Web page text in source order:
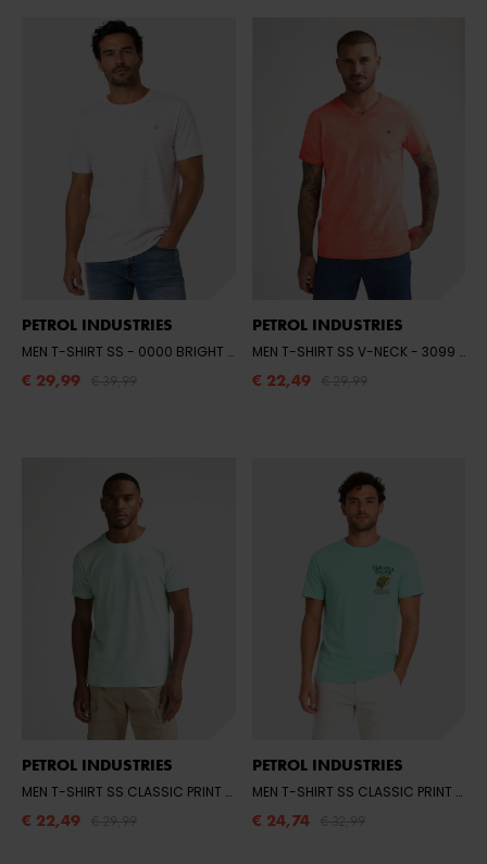
PETROL INDUSTRIES
MEN T-SHIRT SS - 0000 BRIGHT WHITE
€ 29,99
PETROL INDUSTRIES
MEN T-SHIRT SS V-NECK - 3099 FIERY CORAL
€ 22,49
PETROL INDUSTRIES
MEN T-SHIRT SS CLASSIC PRINT
- 6182 GREEN AQUA
€ 22,49
PETROL INDUSTRIES
MEN T-SHIRT SS CLASSIC PRINT
-
€ 24,74